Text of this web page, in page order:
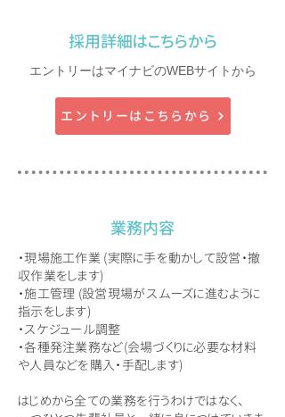
​採用詳細はこちらから
エントリーはマイナビのWEBサイトから
エントリーはこちらから
業務内容
・現場施工作業 (実際に手を動かして設営・撤
収作業をします)
・施工管理 (設営現場がスムーズに進むように
指示をします)
・スケジュール調整
・各種発注業務など(会場づくりに必要な材料
や人員などを購入・手配します)
はじめから全ての業務を行うわけではなく、